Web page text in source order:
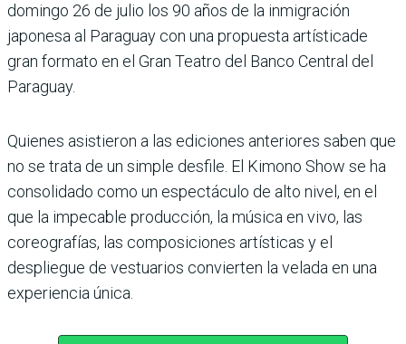
domingo 26 de julio los 90 años de la inmigración
japonesa al Paraguay con una propuesta artísticade
gran formato en el Gran Teatro del Banco Central del
Paraguay.
Quienes asistieron a las ediciones anteriores saben que
no se trata de un simple desfile. El Kimono Show se ha
consolidado como un espectáculo de alto nivel, en el
que la impecable pro­ducción, la música en vivo, las
coreo­grafías, las composiciones artísticas y el
despliegue de vestuarios convierten la velada en una
experiencia única.